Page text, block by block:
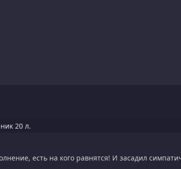
20 л.
есть на кого равнятся! И засадил